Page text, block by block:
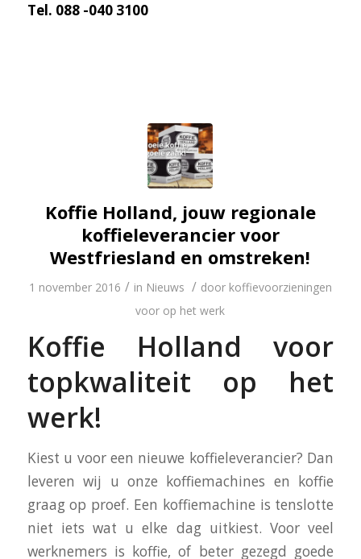
Tel. 088 -040 3100
Koffie Holland, jouw regionale
koffieleverancier voor
Westfriesland en omstreken!
1 november 2016 / in Nieuws / door koffievoorzieningen
voor op het werk
Koffie Holland voor
topkwaliteit op het
werk!
Kiest u voor een nieuwe koffieleverancier? Dan
leveren wij u onze koffiemachines en koffie
graag op proef. Een koffiemachine is tenslotte
niet iets wat u elke dag uitkiest. Voor veel
werknemers is koffie, of beter gezegd goede